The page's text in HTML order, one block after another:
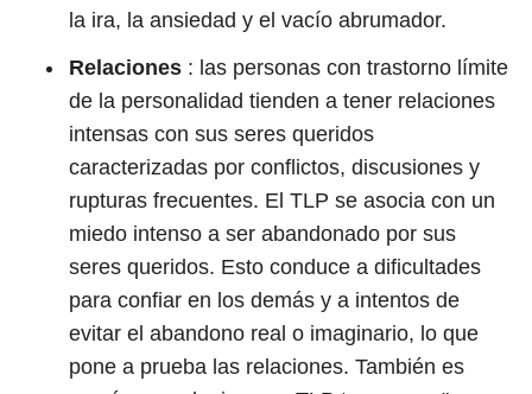
la ira, la ansiedad y el vacío abrumador.
Relaciones : las personas con trastorno límite
de la personalidad tienden a tener relaciones
intensas con sus seres queridos
caracterizadas por conflictos, discusiones y
rupturas frecuentes. El TLP se asocia con un
miedo intenso a ser abandonado por sus
seres queridos. Esto conduce a dificultades
para confiar en los demás y a intentos de
evitar el abandono real o imaginario, lo que
pone a prueba las relaciones. También es